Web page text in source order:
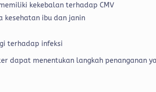
kekebalan terhadap CMV
kesehatan ibu dan janin
terhadap infeksi
dapat menentukan langkah penanganan